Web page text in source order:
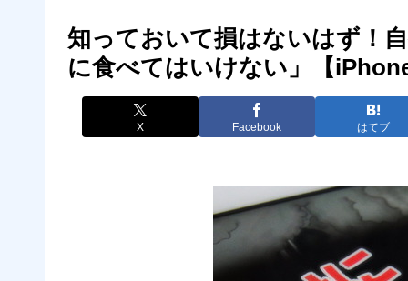
知っておいて損はないはず！
に食べてはいけない」【
X Facebook はてブ